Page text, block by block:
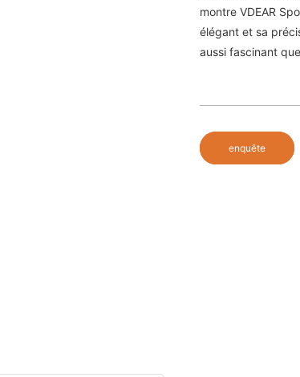
montre VDEAR
élégant et sa
aussi fascinant
enquête